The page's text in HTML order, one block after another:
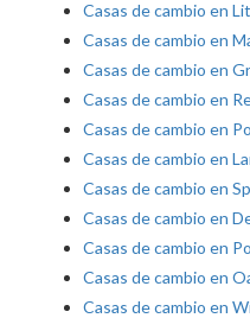
Casas de cambio en
Casas de cambio en
Casas de cambio en
Casas de cambio en
Casas de cambio en
Casas de cambio en
Casas de cambio en
Casas de cambio en
Casas de cambio en
Casas de cambio en
Casas de cambio en